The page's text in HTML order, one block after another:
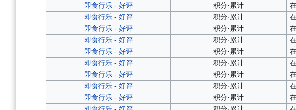
即食行乐 - 好评
积分·累计
即食行乐 - 好评
积分·累计
即食行乐 - 好评
积分·累计
即食行乐 - 好评
积分·累计
即食行乐 - 好评
积分·累计
即食行乐 - 好评
积分·累计
即食行乐 - 好评
积分·累计
即食行乐 - 好评
积分·累计
即食行乐 - 好评
积分·累计